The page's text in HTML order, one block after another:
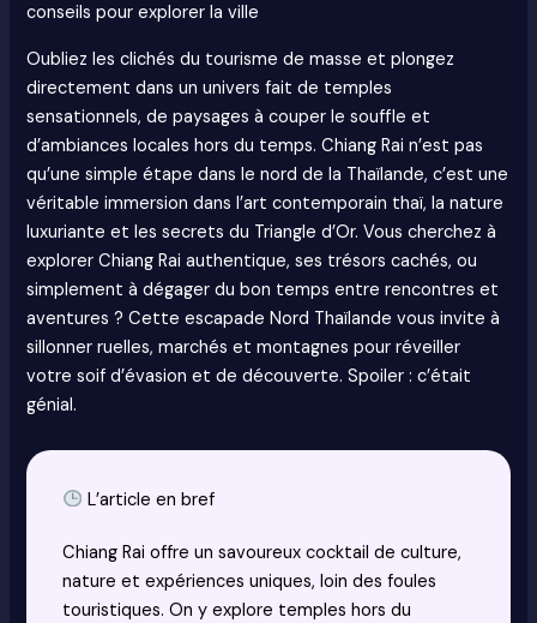
conseils pour explorer la ville
Oubliez les clichés du tourisme de masse et plongez
directement dans un univers fait de temples
sensationnels, de paysages à couper le souffle et
d’ambiances locales hors du temps. Chiang Rai n’est pas
qu’une simple étape dans le nord de la Thaïlande, c’est une
véritable immersion dans l’art contemporain thaï, la nature
luxuriante et les secrets du Triangle d’Or. Vous cherchez à
explorer Chiang Rai authentique, ses trésors cachés, ou
simplement à dégager du bon temps entre rencontres et
aventures ? Cette escapade Nord Thaïlande vous invite à
sillonner ruelles, marchés et montagnes pour réveiller
votre soif d’évasion et de découverte. Spoiler : c’était
génial.
L’article en bref
Chiang Rai offre un savoureux cocktail de culture,
nature et expériences uniques, loin des foules
touristiques. On y explore temples hors du